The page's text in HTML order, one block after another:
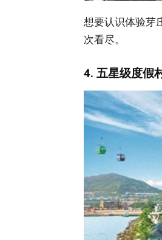
想要认识体验芽
次看尽。
4. 五星级度假